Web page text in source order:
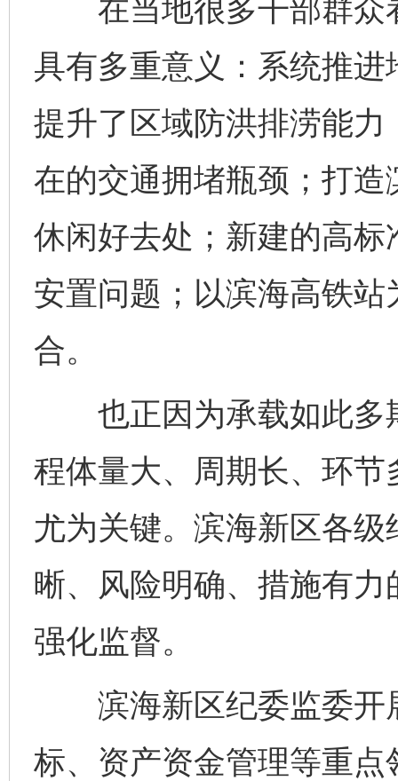
在当地很多干部群众
具有多重意义：系统推
提升了区域防洪排涝能
在的交通拥堵瓶颈；打
休闲好去处；新建的高
安置问题；以滨海高铁站
合。
也正因为承载如此多
程体量大、周期长、环
尤为关键。滨海新区各
晰、风险明确、措施有
强化监督。
滨海新区纪委监委开
标、资产资金管理等重